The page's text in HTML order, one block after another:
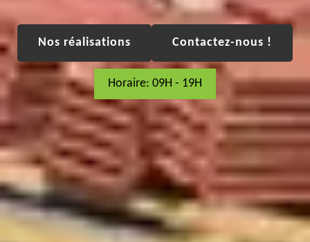
Nos réalisations Contactez-nous !
Horaire: 09H - 19H